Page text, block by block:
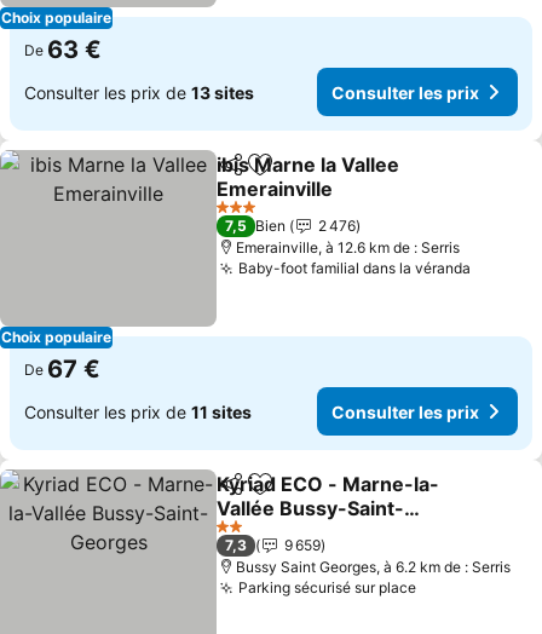
Choix populaire
De 63 €
Consulter les prix de 13 sites Consulter les prix
Choix populaire
PartagerAjouter à mes favoris
ibis Marne la Vallee
Emerainville
Consulter les prix
3 Étoiles
7,5 Bien
2 476
Emerainville, à 12.6 km de : Serris
Baby-foot familial dans la véranda
De 67 €
Consulter les prix de 11 sites Consulter les prix
PartagerAjouter à mes favoris
Kyriad ECO - Marne-la-
Vallée Bussy-Saint-
Georges
Consulter les prix
2 Étoiles
7,3
9 659
Bussy Saint Georges, à 6.2 km de : Serris
Parking sécurisé sur placeConsulter les